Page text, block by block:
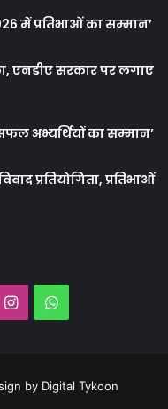
में प्रतिभाओं का सम्मान’
एनडीए सरकार पर लगाए
अभ्यर्थियों का सम्मान’
प्रतियोगिता, प्रतिभाओं
InstagramWhatsApp
by Digital Tykoon